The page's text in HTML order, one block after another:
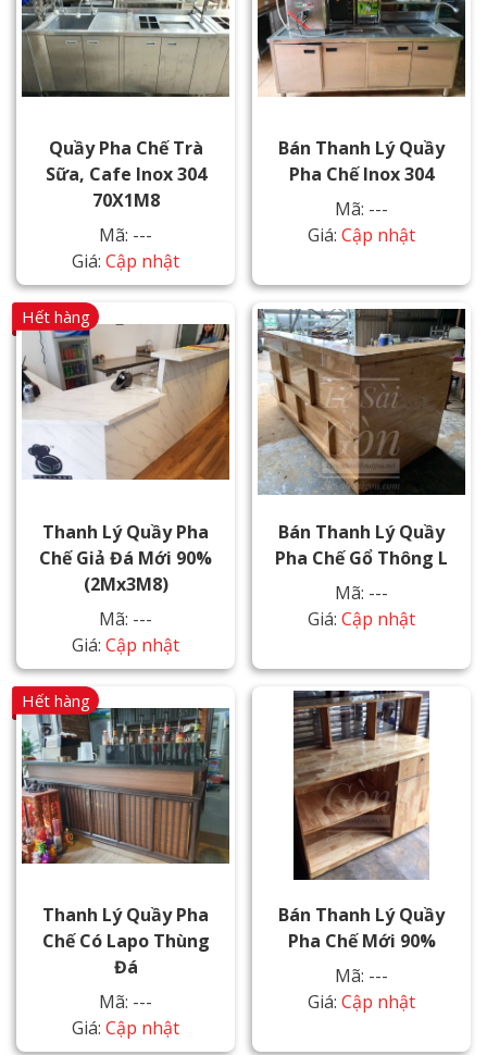
Quầy Pha Chế Trà
Sữa, Cafe Inox 304
70X1M8
Mã: ---
Giá: Cập nhật
Bán Thanh Lý Quầy
Pha Chế Inox 304
Mã: ---
Giá: Cập nhật
Thanh Lý Quầy Pha
Chế Giả Đá Mới 90%
(2Mx3M8)
Mã: ---
Giá: Cập nhật
Hết hàng
Bán Thanh Lý Quầy
Pha Chế Gổ Thông L
Mã: ---
Giá: Cập nhật
Thanh Lý Quầy Pha
Chế Có Lapo Thùng
Đá
Mã: ---
Giá: Cập nhật
Hết hàng
Bán Thanh Lý Quầy
Pha Chế Mới 90%
Mã: ---
Giá: Cập nhật